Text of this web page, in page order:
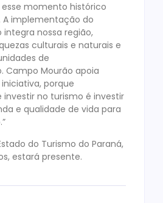
momento histórico
implementação do
nossa região,
culturais e naturais e
de
Campo Mourão apoia
porque
no turismo é investir
e qualidade de vida para
do Turismo do Paraná,
estará presente.